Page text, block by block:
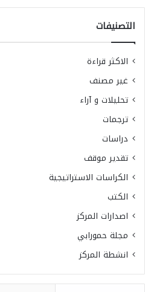
التصنيفات
الاكثر قراءة
غير مصنف
تحليلات و آراء
ترجمات
دراسات
تقدير موقف
الكراسات الاستراتيجية
الكتب
اصدارات المركز
مجلة حمورابي
انشطة المركز